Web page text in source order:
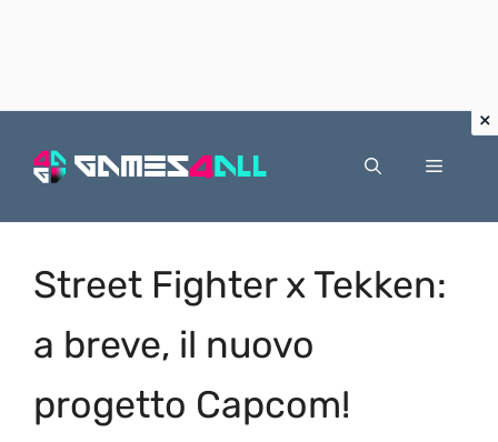
Menu
Street Fighter x Tekken:
a breve, il nuovo
progetto Capcom!